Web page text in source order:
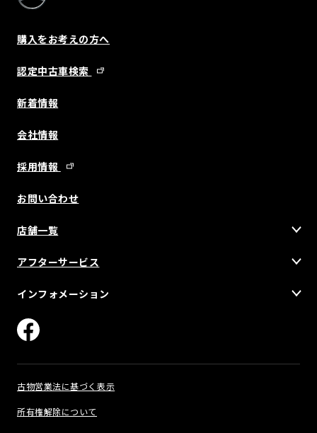
購入をお考えの方へ
認定中古車検索
新着情報
会社情報
採用情報
お問い合わせ
店舗一覧
アフターサービス
インフォメーション
古物営業法に基づく表示
所有権解除について